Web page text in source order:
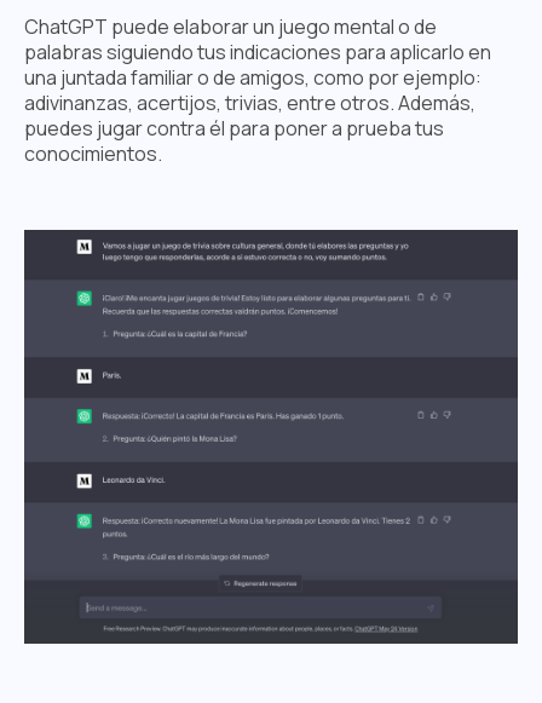
ChatGPT puede elaborar un juego mental o de
palabras siguiendo tus indicaciones para aplicarlo en
una juntada familiar o de amigos, como por ejemplo:
adivinanzas, acertijos, trivias, entre otros. Además,
puedes jugar contra él para poner a prueba tus
conocimientos.